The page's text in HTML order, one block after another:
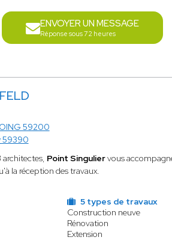
ENVOYER UN MESSAGE
Réponse sous 72 heures
59200
59390
architectes, Point Singuliervous
la réception des travaux.
5 types de travaux
Construction neuve
Rénovation
Extension